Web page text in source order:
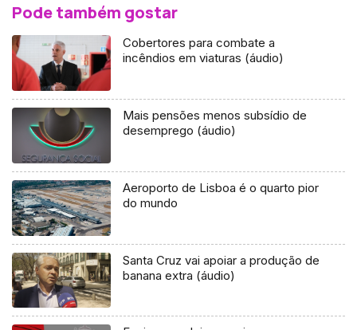
Pode também gostar
Cobertores para combate a
incêndios em viaturas (áudio)
Mais pensões menos subsídio de
desemprego (áudio)
Aeroporto de Lisboa é o quarto pior
do mundo
Santa Cruz vai apoiar a produção de
banana extra (áudio)